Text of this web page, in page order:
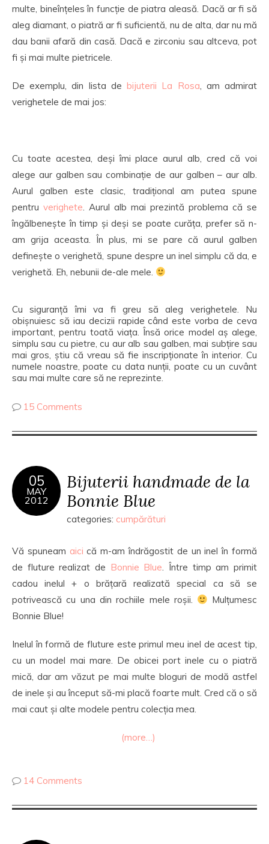
multe, bineînțeles în funcție de piatra aleasă. Dacă ar fi să
aleg diamant, o piatră ar fi suficientă, nu de alta, dar nu mă
dau banii afară din casă. Dacă e zirconiu sau altceva, pot
fi și mai multe pietricele.
De exemplu, din lista debijuterii La Rosa, am admirat
verighetele de mai jos:
Cu toate acestea, deși îmi place aurul alb, cred că voi
alege aur galben sau combinație de aur galben – aur alb.
Aurul galben este clasic, tradițional am putea spune
pentru verighete. Aurul alb mai prezintă problema că se
îngălbenește în timp și deși se poate curăța, prefer să n-
am grija aceasta. În plus, mi se pare că aurul galben
definește o verighetă, spune despre un inel simplu că da, e
verighetă. Eh, nebunii de-ale mele.
Cu siguranță îmi va fi greu să aleg verighetele. Nu
obișnuiesc să iau decizii rapide când este vorba de ceva
important, pentru toată viața. Însă orice model aș alege,
simplu sau cu pietre, cu aur alb sau galben, mai subțire sau
mai gros, știu că vreau să fie inscripționate în interior. Cu
numele noastre, poate cu data nunții, poate cu un cuvânt
sau mai multe care să ne reprezinte.
15 Comments
05
MAY
2012
Bijuterii handmade de la
Bonnie Blue
categories: cumpărături
Vă spuneam aici că m-am îndrăgostit de un inel în formă
de fluture realizat de Bonnie Blue. Între timp am primit
cadou inelul + o brățară realizată special ca să se
potrivească cu una din rochiile mele roșii.
Mulțumesc
Bonnie Blue!
Inelul în formă de fluture este primul meu inel de acest tip,
cu un model mai mare. De obicei port inele cu o piatră
mică, dar am văzut pe mai multe bloguri de modă astfel
de inele și au început să-mi placă foarte mult. Cred că o să
mai caut și alte modele pentru colecția mea.
(more…)
14 Comments